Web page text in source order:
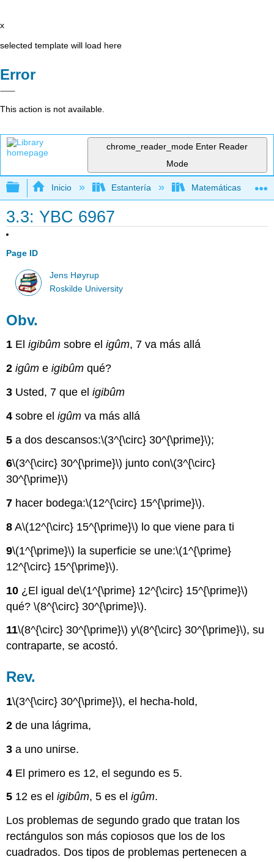
x
selected template will load here
Error
This action is not available.
chrome_reader_mode Enter Reader
Mode
Expandir/contraer jerarquía global
Inicio Estantería Matemáticas
3.3: YBC 6967
Page ID
Jens Høyrup
Roskilde University
Obv.
1 Eligibûm sobre eligûm, 7 va más allá
2 igûm eigibûm qué?
3 Usted, 7 que eligibûm
4 sobre eligûm va más allá
5 a dos descansos:\(3^{\circ} 30^{\prime}\);
6\(3^{\circ} 30^{\prime}\) junto con\(3^{\circ}
30^{\prime}\)
7 hacer bodega:\(12^{\circ} 15^{\prime}\).
8 A\(12^{\circ} 15^{\prime}\) lo que viene para ti
9\(1^{\prime}\) la superficie se une:\(1^{\prime}
12^{\circ} 15^{\prime}\).
10 ¿El igual de\(1^{\prime} 12^{\circ} 15^{\prime}\)
qué?\(8^{\circ} 30^{\prime}\).
11\(8^{\circ} 30^{\prime}\) y\(8^{\circ} 30^{\prime}\), su
contraparte, se acostó.
Rev.
1\(3^{\circ} 30^{\prime}\), el hecha-hold,
2 de una lágrima,
3 a uno unirse.
4 El primero es 12, el segundo es 5.
5 12 es eligibûm, 5 es eligûm.
Los problemas de segundo grado que tratan los
rectángulos son más copiosos que los de los
cuadrados. Dos tipos de problemas pertenecen a